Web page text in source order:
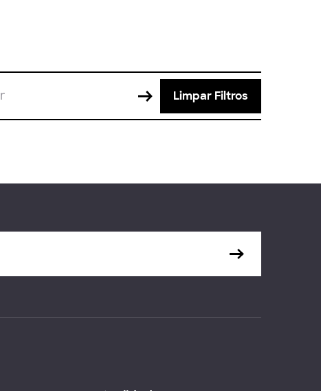
Limpar Filtros